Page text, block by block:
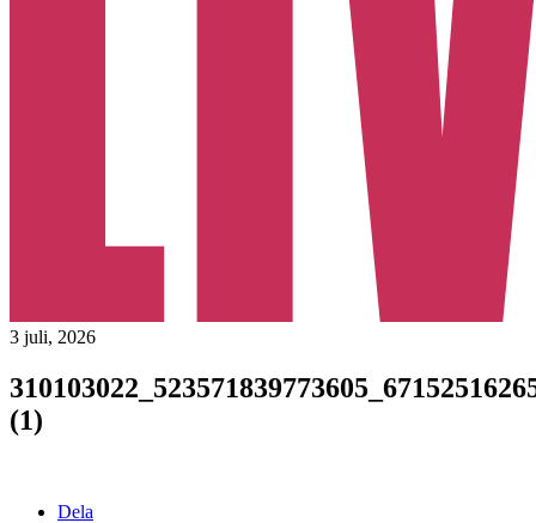
3 juli, 2026
(1)
Dela